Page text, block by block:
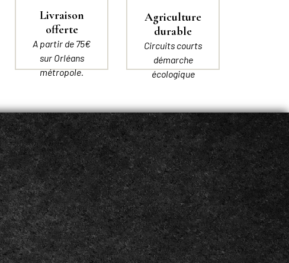
Livraison
offerte
A partir de 75€
sur Orléans
métropole.
Agriculture
durable
Circuits courts
démarche
écologique